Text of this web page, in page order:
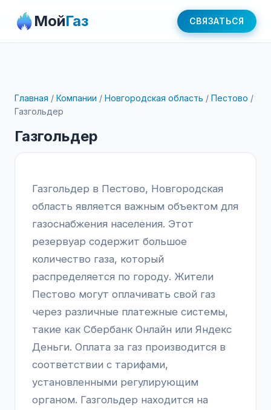
МойГаз СВЯЗАТЬСЯ
Главная / Компании / Новгородская область / Пестово /
Газгольдер
Газгольдер
Газгольдер в Пестово, Новгородская
область является важным объектом для
газоснабжения населения. Этот
резервуар содержит большое
количество газа, который
распределяется по городу. Жители
Пестово могут оплачивать свой газ
через различные платежные системы,
такие как Сбербанк Онлайн или Яндекс
Деньги. Оплата за газ производится в
соответствии с тарифами,
установленными регулирующим
органом. Газгольдер находится на